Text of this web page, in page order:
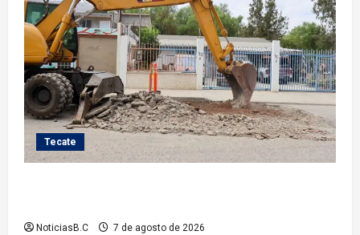
Tecate
NoticiasB.C 7 de agosto de 2026